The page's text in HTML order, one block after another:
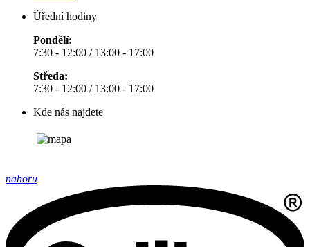
Úřední hodiny
Pondělí:
7:30 - 12:00 / 13:00 - 17:00
Středa:
7:30 - 12:00 / 13:00 - 17:00
Kde nás najdete
nahoru